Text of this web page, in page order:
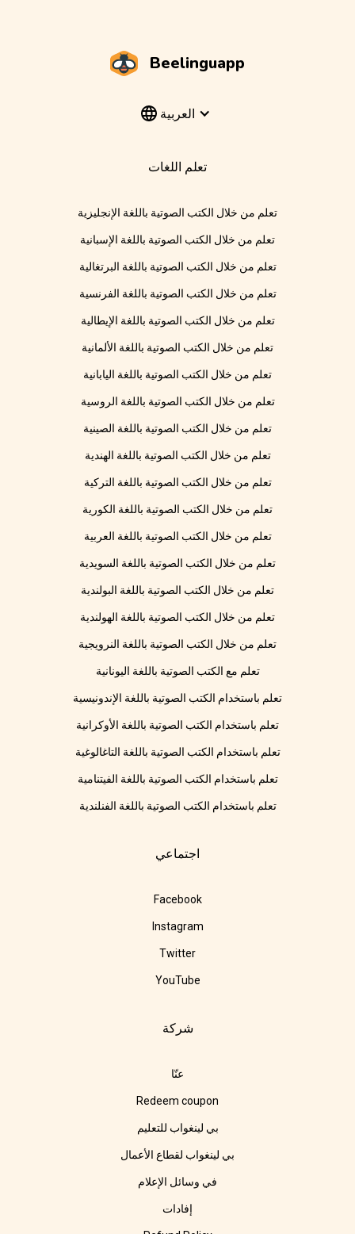
Beelinguapp
العربية
تعلم اللغات
تعلم من خلال الكتب الصوتية باللغة الإنجليزية
تعلم من خلال الكتب الصوتية باللغة الإسبانية
تعلم من خلال الكتب الصوتية باللغة البرتغالية
تعلم من خلال الكتب الصوتية باللغة الفرنسية
تعلم من خلال الكتب الصوتية باللغة الإيطالية
تعلم من خلال الكتب الصوتية باللغة الألمانية
تعلم من خلال الكتب الصوتية باللغة اليابانية
تعلم من خلال الكتب الصوتية باللغة الروسية
تعلم من خلال الكتب الصوتية باللغة الصينية
تعلم من خلال الكتب الصوتية باللغة الهندية
تعلم من خلال الكتب الصوتية باللغة التركية
تعلم من خلال الكتب الصوتية باللغة الكورية
تعلم من خلال الكتب الصوتية باللغة العربية
تعلم من خلال الكتب الصوتية باللغة السويدية
تعلم من خلال الكتب الصوتية باللغة البولندية
تعلم من خلال الكتب الصوتية باللغة الهولندية
تعلم من خلال الكتب الصوتية باللغة النرويجية
تعلم مع الكتب الصوتية باللغة اليونانية
تعلم باستخدام الكتب الصوتية باللغة الإندونيسية
تعلم باستخدام الكتب الصوتية باللغة الأوكرانية
تعلم باستخدام الكتب الصوتية باللغة التاغالوغية
تعلم باستخدام الكتب الصوتية باللغة الفيتنامية
تعلم باستخدام الكتب الصوتية باللغة الفنلندية
اجتماعي
Facebook
Instagram
Twitter
YouTube
شركة
عنّا
Redeem coupon
بي لينغواب للتعليم
بي لينغواب لقطاع الأعمال
في وسائل الإعلام
إفادات